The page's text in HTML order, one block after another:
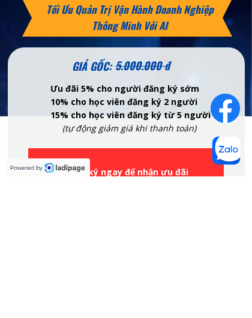
Đăng ký ngay để nhận ưu đãi
GIÁ GỐC:5.000.000 đ
Ưu đãi 5% cho người đăng ký sớm
10% cho học viên đăng ký 2 người
15% cho học viên đăng ký từ 5 người
(tự động giảm giá khi thanh toán)
Tối Ưu Quản Trị Vận Hành Doanh Nghiệp
Thông Minh Với AI